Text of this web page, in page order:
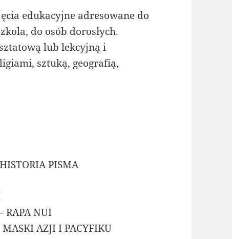
edukacyjne adresowane do
do osób dorosłych.
lub lekcyjną i
sztuką, geografią,
PISMA
RAPA NUI
AZJI I PACYFIKU